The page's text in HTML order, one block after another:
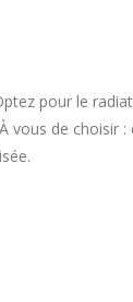
pour le
vous de choisir